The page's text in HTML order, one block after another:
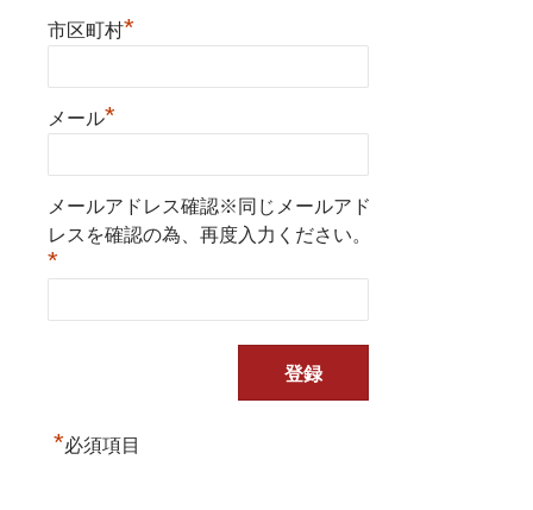
市区町村*
メール*
メールアドレス確認※同じメールアド
レスを確認の為、再度入力ください。
*
*必須項目